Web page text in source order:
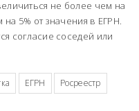
не более чем на
5% от значения в ЕГРН.
согласие соседей или
ЕГРН
Росреестр